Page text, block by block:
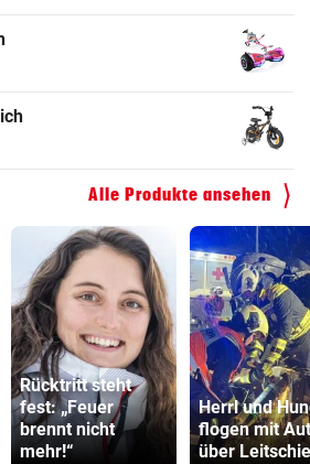
Alle Produkte ansehen
Rücktritt steht
fest: „Feuer
brennt nicht
mehr!“
Herrl und
flogen mit
über